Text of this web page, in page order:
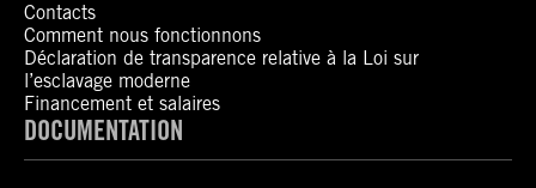
Contacts
Comment nous fonctionnons
Déclaration de transparence relative à la Loi sur
l’esclavage moderne
Financement et salaires
DOCUMENTATION